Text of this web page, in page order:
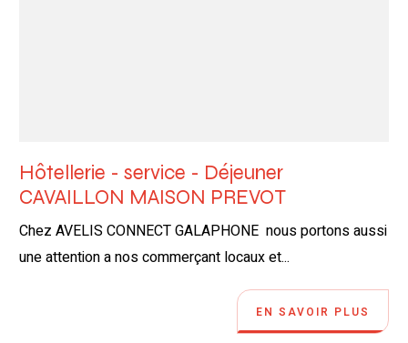
Hôtellerie - service - Déjeuner
CAVAILLON MAISON PREVOT
Chez AVELIS CONNECT GALAPHONE nous portons aussi
une attention a nos commerçant locaux et...
EN SAVOIR PLUS